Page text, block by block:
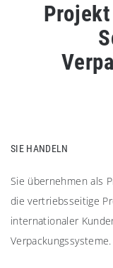
SIE HANDELN
Sie übernehmen als
die vertriebsseitige
internationaler